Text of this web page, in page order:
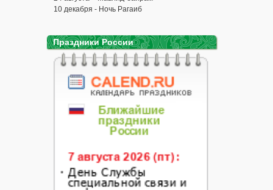
10 декабря - Ночь Рагаиб
Праздники России